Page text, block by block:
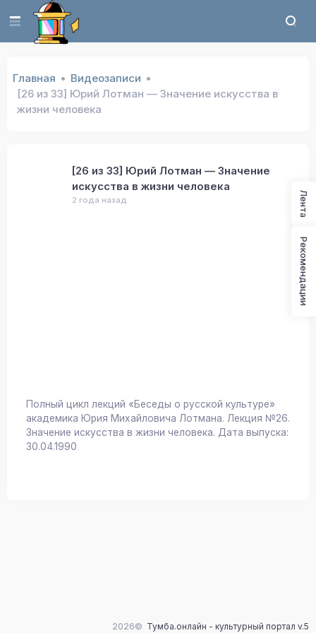
Главная
Видеозаписи
[26 из 33] Юрий Лотман — Значение искусства в
жизни человека
[26 из 33] Юрий Лотман — Значение
искусства в жизни человека
2 года назад
Полный цикл лекций «Беседы о русской культуре»
академика Юрия Михайловича Лотмана. Лекция №26.
Значение искусства в жизни человека. Дата выпуска:
30.04.1990
2026© Тумба.онлайн - культурный портал v.5
Лента
Рекомендации